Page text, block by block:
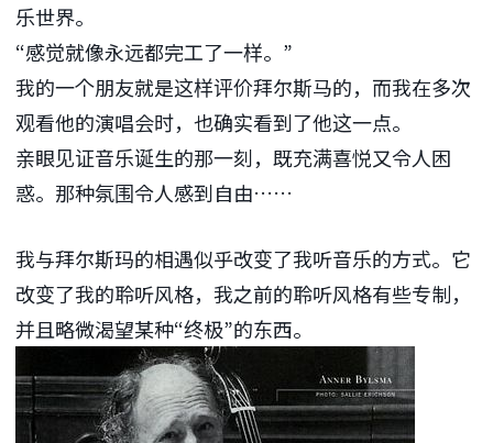
乐世界。
“感觉就像永远都完工了一样。”
我的一个朋友就是这样评价拜尔斯马的，而我在多次
观看他的演唱会时，也确实看到了他这一点。
亲眼见证音乐诞生的那一刻，既充满喜悦又令人困
惑。那种氛围令人感到自由……
我与拜尔斯玛的相遇似乎改变了我听音乐的方式。它
改变了我的聆听风格，我之前的聆听风格有些专制，
并且略微渴望某种“终极”的东西。